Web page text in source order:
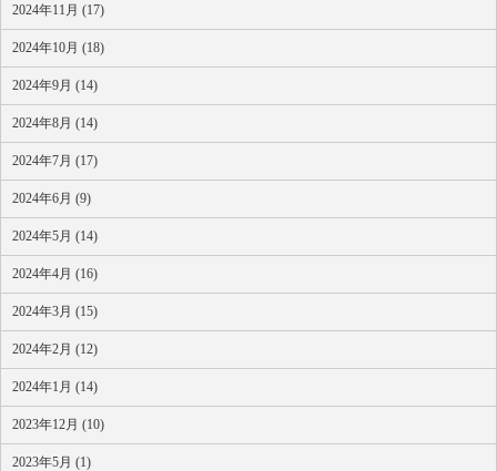
2024年11月 (17)
2024年10月 (18)
2024年9月 (14)
2024年8月 (14)
2024年7月 (17)
2024年6月 (9)
2024年5月 (14)
2024年4月 (16)
2024年3月 (15)
2024年2月 (12)
2024年1月 (14)
2023年12月 (10)
2023年5月 (1)